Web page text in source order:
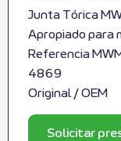
Junta Tórica
Apropiado para
Referencia
4869
Original / OEM
Solicitar